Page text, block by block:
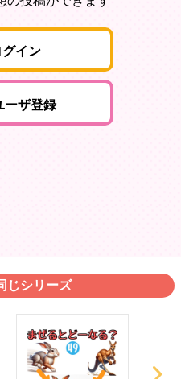
グイン
ーザ登録
じシリーズ